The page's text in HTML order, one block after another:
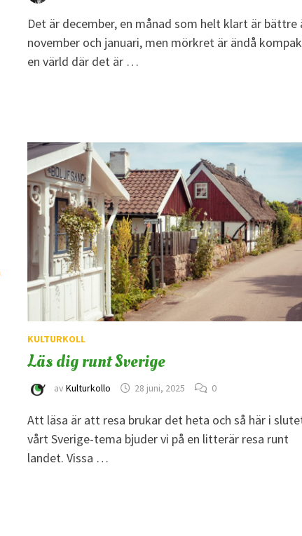
Det är december, en månad som helt klart är bättre
november och januari, men mörkret är ändå
en värld där det är …
KULTURKOLL
Läs dig runt Sverige
av Kulturkollo 28 juni, 2025 0
Att läsa är att resa brukar det heta och så här i
vårt Sverige-tema bjuder vi på en litterär resa runt
landet. Vissa …